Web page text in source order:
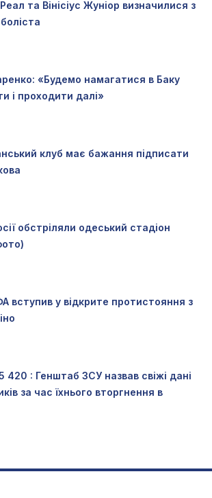
Реал та Вінісіус Жуніор визначилися з
«Будемо намагатися в Баку
і проходити далі»
клуб має бажання підписати
обстріляли одеський стадіон
вступив у відкрите протистояння з
420 : Генштаб ЗСУ назвав свіжі дані
за час їхнього вторгнення в